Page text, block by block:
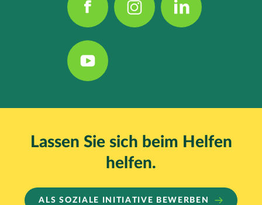
Lassen Sie sich beim Helfen
helfen.
ALS SOZIALE INITIATIVE BEWERBEN